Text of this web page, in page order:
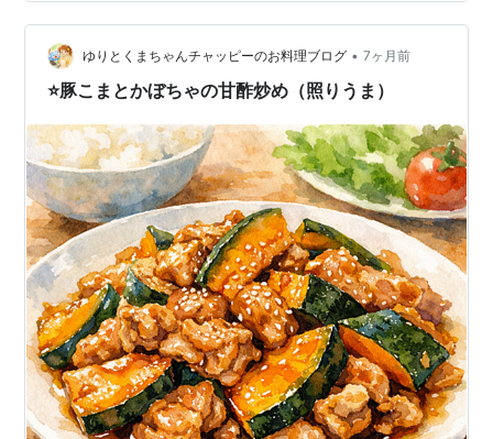
OK）・ごま油：少々・黒胡椒：お好みで 🍳 作り方 豚こ
ま肉に塩こうじ・生姜・酒をもみ込み、5〜10分ほど置く
フライパ…
ゆりとくまちゃんチャッピーのお料理ブログ • 7ヶ月前
⭐豚こまとかぼちゃの甘酢炒め（照りうま）